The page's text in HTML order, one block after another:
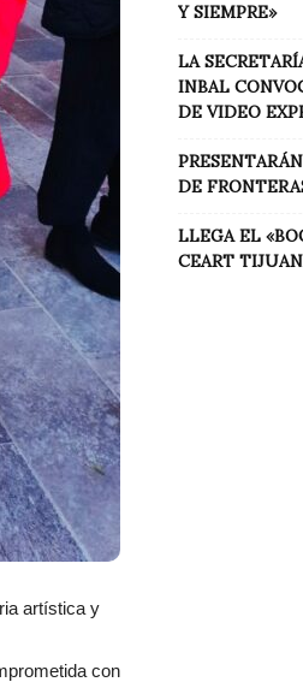
artística y
con
Y SIEMPRE»
LA
INBAL
DE VIDEO
DE
LLEGA EL
CEART